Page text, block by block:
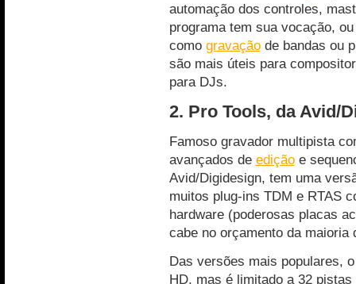
automação dos controles,
programa tem sua vocação,
como gravaçãode bandas ou
são mais úteis para
para DJs.
2. Pro Tools, da Avid/
Famoso gravador multipista
avançados de ediçãoe
Avid/Digidesign, tem uma
muitos plug-ins TDM e RTAS
hardware (poderosas placas
cabe no orçamento da
Das versões mais populares,
HD, mas é limitado a 32